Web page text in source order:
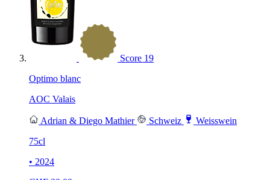
Score 19
Optimo blanc
AOC Valais
Adrian & Diego Mathier Schweiz
Weisswein
75cl
• 2024